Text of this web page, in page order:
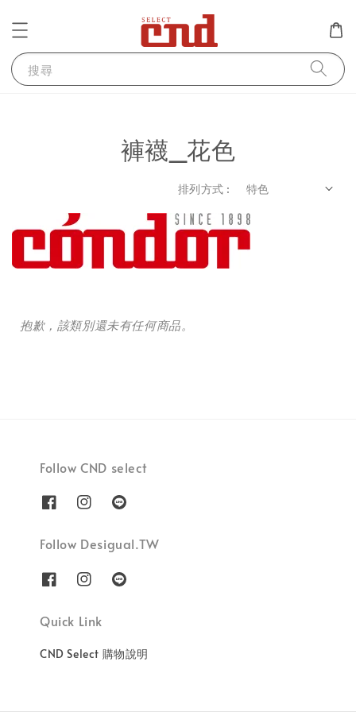
搜尋
褲襪_花色
排列方式 :
抱歉，該類別還未有任何商品。
Follow CND select
Follow Desigual.TW
Quick Link
CND Select 購物說明